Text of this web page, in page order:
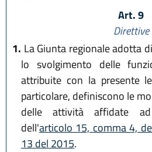
Art. 9
Direttive
1. La Giunta regionale adotta
lo svolgimento delle
attribuite con la presente
particolare, definiscono le
delle attività affidate
dell'articolo 15, comma 4,
13 del 2015.